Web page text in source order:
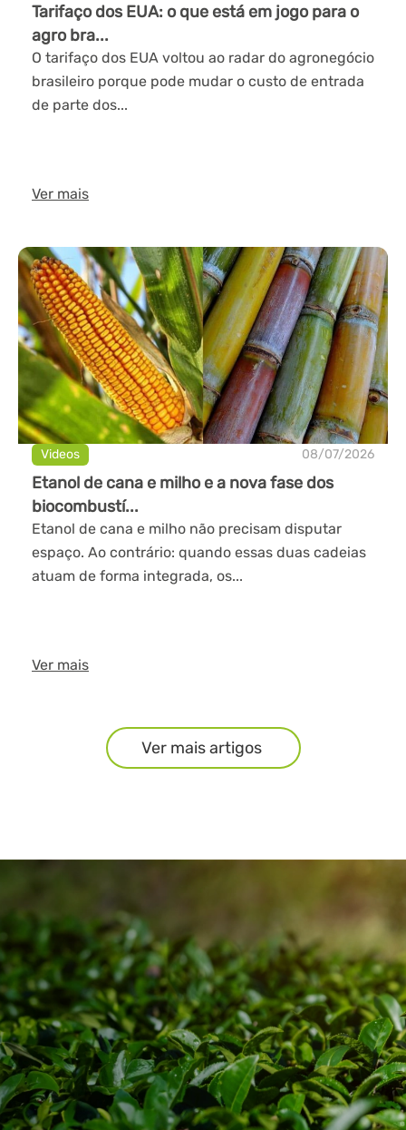
Tarifaço dos EUA: o que está em jogo para o
agro bra...
O tarifaço dos EUA voltou ao radar do agronegócio
brasileiro porque pode mudar o custo de entrada
de parte dos...
Ver mais
Videos 08/07/2026
Etanol de cana e milho e a nova fase dos
biocombustí...
Etanol de cana e milho não precisam disputar
espaço. Ao contrário: quando essas duas cadeias
atuam de forma integrada, os...
Ver mais
Ver mais artigos